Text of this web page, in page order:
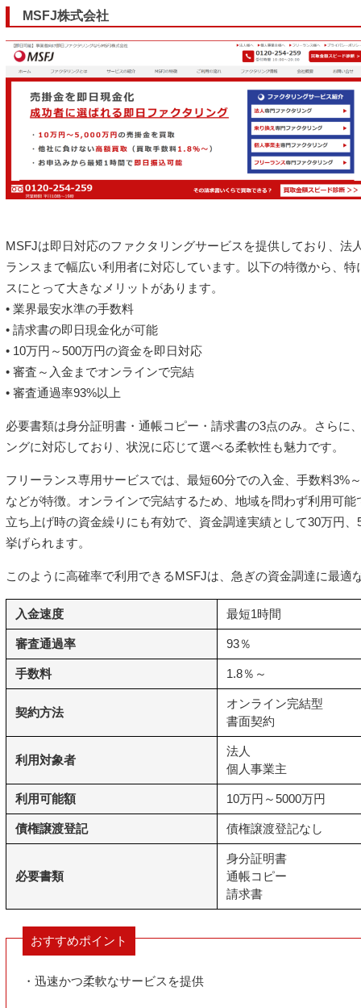
MSFJ株式会社
MSFJは即日対応のファクタリングサービスを提供しており、法
ランスまで幅広い利用者に対応しています。以下の特徴から、
スにとって大きなメリットがあります。
• 業界最安水準の手数料
• 請求書の即日現金化が可能
• 10万円～500万円の資金を即日対応
• 審査～入金までオンラインで完結
• 審査通過率93%以上
必要書類は身分証明書・通帳コピー・請求書の3点のみ。さらに
ングに対応しており、状況に応じて選べる柔軟性も魅力です。
フリーランス専用サービスでは、最短60分での入金、手数料3%
などが特徴。オンラインで完結するため、地域を問わず利用可
立ち上げ時の資金繰りにも有効で、資金調達実績として30万円
挙げられます。
このように高確率で利用できるMSFJは、急ぎの資金調達に最適
入金速度 最短1時間
審査通過率 93％
手数料 1.8％～
契約方法
オンライン完結型
書面契約
利用対象者
法人
個人事業主
利用可能額 10万円～5000万円
債権譲渡登記 債権譲渡登記なし
必要書類
身分証明書
通帳コピー
請求書
おすすめポイント
・迅速かつ柔軟なサービスを提供